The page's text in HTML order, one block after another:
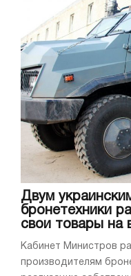
Двум
бронетехники
свои товары на
Кабинет Министров
производителям